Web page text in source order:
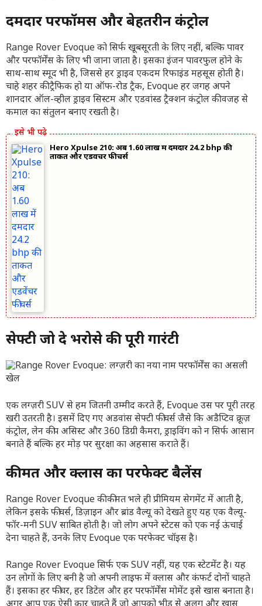
दमदार परफॉर्मेंस और बेहतरीन कंट्रोल
Range Rover Evoque को सिर्फ खूबसूरती के लिए नहीं, बल्कि पावर
और परफॉर्मेंस के लिए भी जाना जाता है। इसका इंजन पावरफुल होने के
साथ-साथ स्मूद भी है, जिससे हर ड्राइव एकदम रिफाइंड महसूस होती है।
चाहे शहर की ट्रैफिक हो या ऑफ-रोड ट्रैक, Evoque हर जगह अपने
शानदार ऑल-व्हील ड्राइव सिस्टम और एडवांस्ड ट्रैक्शन कंट्रोल की वजह से
कमाल का संतुलन बनाए रखती है।
Hero Xpulse 210: अब 1.60 लाख में दमदार 24.2 bhp की
ताकत और एडवेंचर फीचर्स
सेफ्टी जो दे भरोसे की पूरी गारंटी
एक लग्ज़री SUV से हम जितनी उम्मीद करते हैं, Evoque उस पर पूरी तरह
खरी उतरती है। इसमें दिए गए अडवांस सेफ्टी फीचर्स जैसे कि अडैप्टिव क्रूज़
कंट्रोल, लेन कीप असिस्ट और 360 डिग्री कैमरा, ड्राइविंग को न सिर्फ आसान
बनाते हैं बल्कि हर मोड़ पर सुरक्षा का अहसास कराते हैं।
कीमत और क्लास का परफेक्ट बैलेंस
Range Rover Evoque की कीमत भले ही प्रीमियम सेगमेंट में आती है,
लेकिन इसके फीचर्स, डिज़ाइन और ब्रांड वैल्यू को देखते हुए यह एक वैल्यू-
फॉर-मनी SUV साबित होती है। जो लोग अपने स्टेटस को एक नई ऊंचाई
देना चाहते हैं, उनके लिए Evoque एक परफेक्ट चॉइस है।
Range Rover Evoque सिर्फ एक SUV नहीं, यह एक स्टेटमेंट है। यह
उन लोगों के लिए बनी है जो अपनी लाइफ में क्लास और कंफर्ट दोनों चाहते
हैं। इसका हर फीचर, हर डिटेल और हर परफॉर्मेंस मोमेंट इसे खास बनाता है।